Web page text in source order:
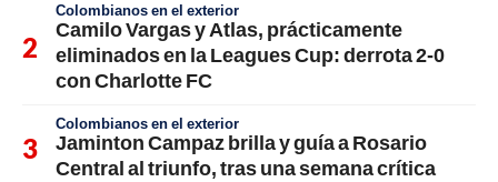
Colombianos en el exterior
Camilo Vargas y Atlas, prácticamente
eliminados en la Leagues Cup: derrota 2-0
con Charlotte FC
Colombianos en el exterior
Jaminton Campaz brilla y guía a Rosario
Central al triunfo, tras una semana crítica